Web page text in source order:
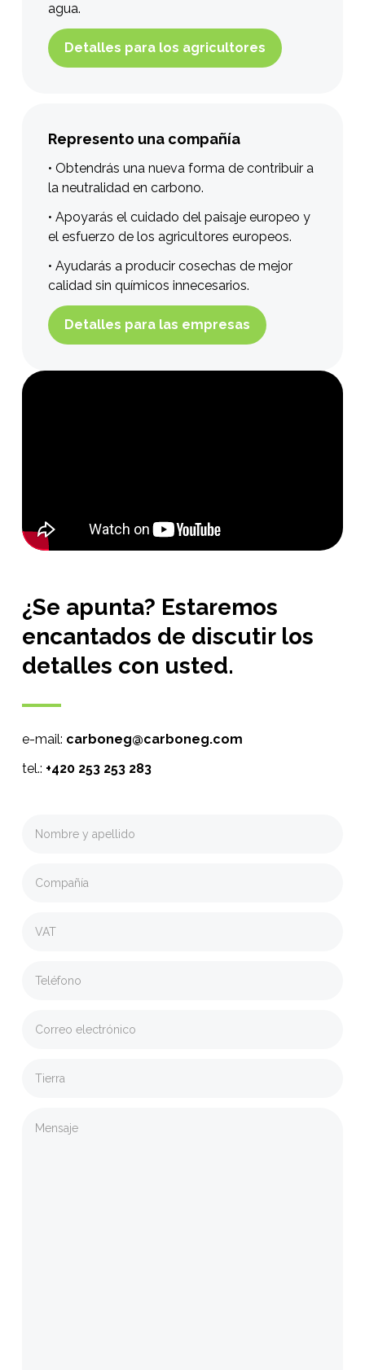
agua.
Detalles para los agricultores
Represento una compañía
• Obtendrás una nueva forma de contribuir a
la neutralidad en carbono.
• Apoyarás el cuidado del paisaje europeo y
el esfuerzo de los agricultores europeos.
• Ayudarás a producir cosechas de mejor
calidad sin químicos innecesarios.
Detalles para las empresas
¿Se apunta? Estaremos
encantados de discutir los
detalles con usted.
e-mail: carboneg@carboneg.com
tel.: +420 253 253 283